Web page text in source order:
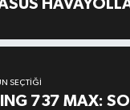
SEÇTIĞI
737 MAX: